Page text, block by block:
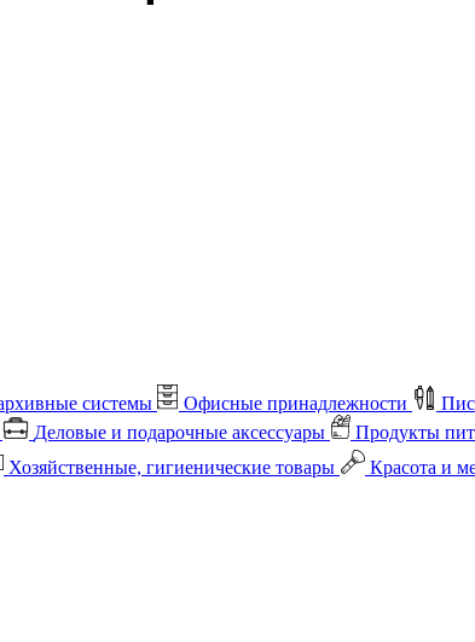
системы Офисные принадлежности
Деловые и подарочные аксессуары Продукты
Хозяйственные, гигиенические товары Красота и